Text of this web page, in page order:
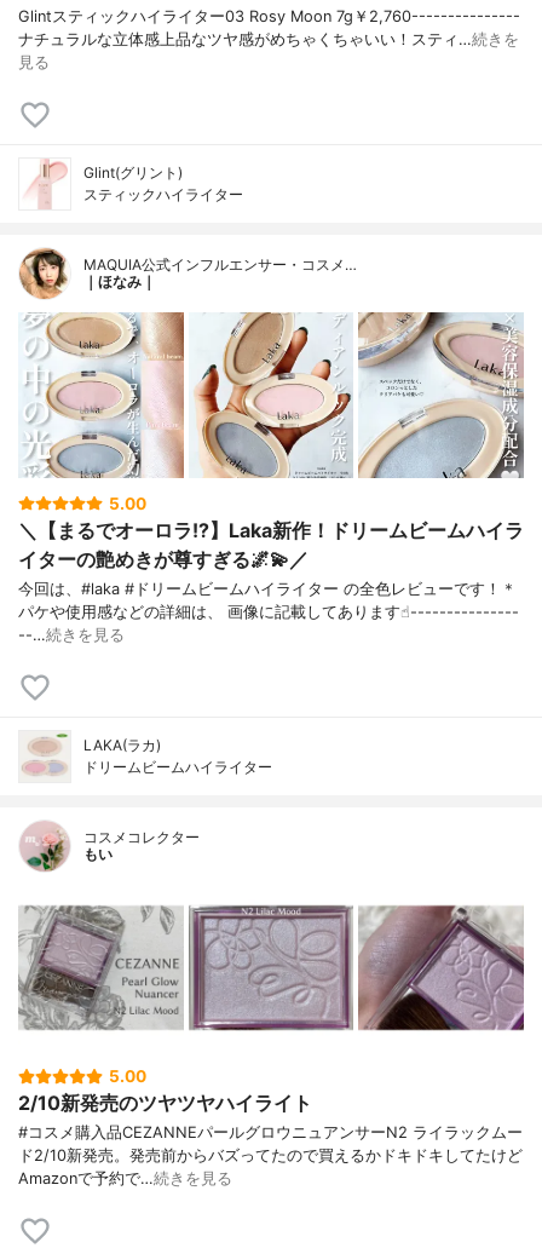
Glintスティックハイライター03 Rosy Moon 7g￥2,760---------------
ナチュラルな立体感上品なツヤ感がめちゃくちゃいい！スティ…続きを
見る
Glint(グリント)
スティックハイライター
MAQUIA公式インフルエンサー・コスメ…
｜ほなみ｜
5.00
＼【まるでオーロラ!?】Laka新作！ドリームビームハイラ
イターの艶めきが尊すぎる🌌💫／
今回は、#laka #ドリームビームハイライター の全色レビューです！＊
パケや使用感などの詳細は、 画像に記載してあります☝︎---------------
--…続きを見る
LAKA(ラカ)
ドリームビームハイライター
コスメコレクター
もい
5.00
2/10新発売のツヤツヤハイライト
#コスメ購入品CEZANNEパールグロウニュアンサーN2 ライラックムー
ド2/10新発売。発売前からバズってたので買えるかドキドキしてたけど
Amazonで予約で…続きを見る